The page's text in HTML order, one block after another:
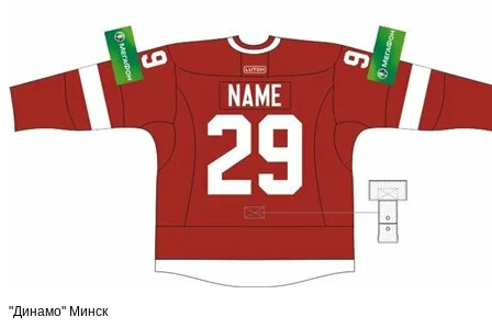
"Динамо" Минск